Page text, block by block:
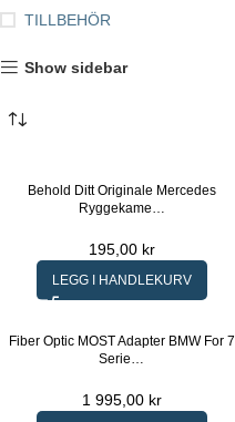
TILLBEHÖR
Show sidebar
Behold Ditt Originale Mercedes
Ryggekame…
195,00 kr
LEGG I HANDLEKURV
Fiber Optic MOST Adapter BMW For 7
Serie…
1 995,00 kr